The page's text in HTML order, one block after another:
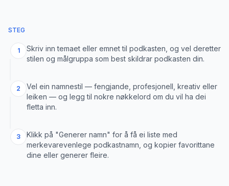
STEG
1
Skriv inn temaet eller emnet til podkasten, og vel deretter
stilen og målgruppa som best skildrar podkasten din.
2
Vel ein namnestil — fengjande, profesjonell, kreativ eller
leiken — og legg til nokre nøkkelord om du vil ha dei
fletta inn.
3
Klikk på "Generer namn" for å få ei liste med
merkevarevenlege podkastnamn, og kopier favorittane
dine eller generer fleire.